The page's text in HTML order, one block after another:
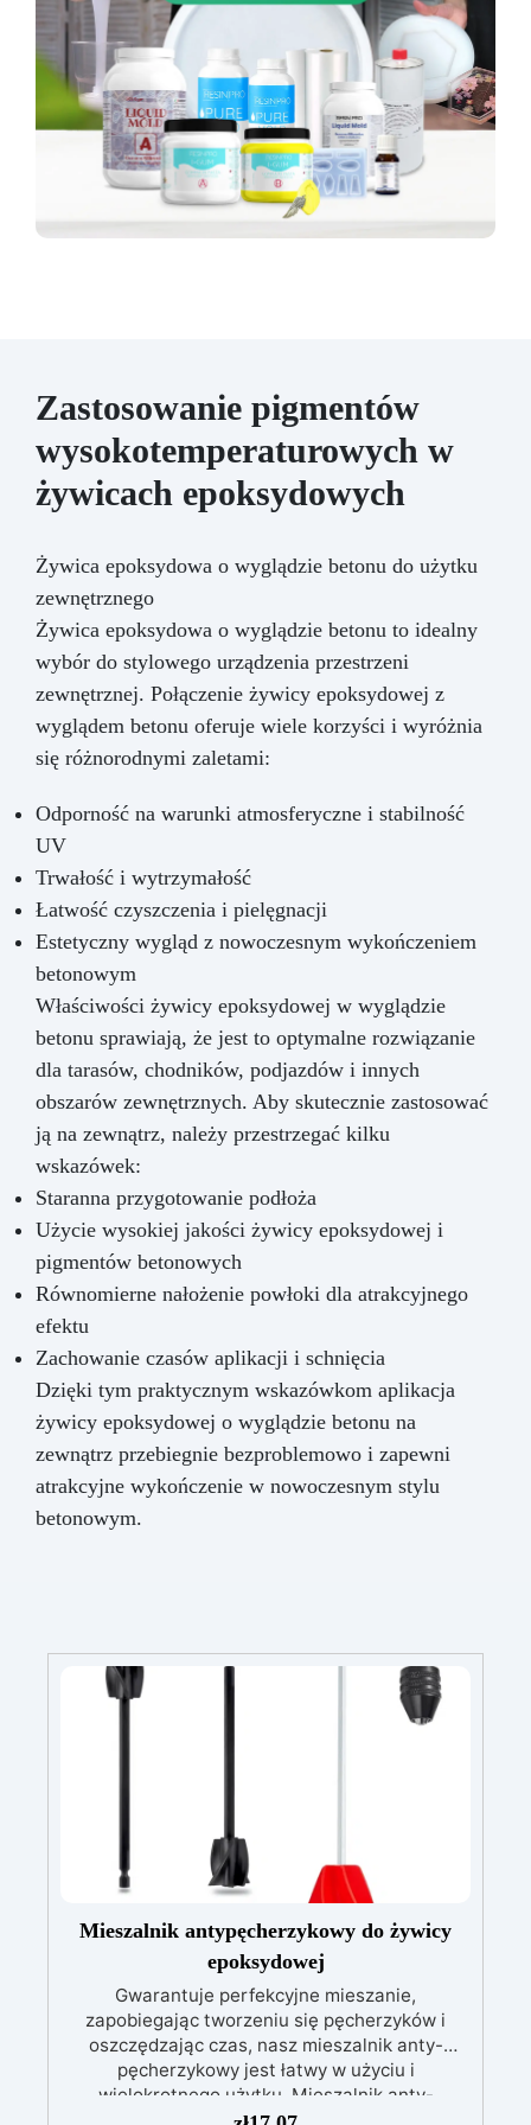
Zastosowanie pigmentów
wysokotemperaturowych w
żywicach epoksydowych
Żywica epoksydowa o wyglądzie betonu do użytku
zewnętrznego
Żywica epoksydowa o wyglądzie betonu to idealny
wybór do stylowego urządzenia przestrzeni
zewnętrznej. Połączenie żywicy epoksydowej z
wyglądem betonu oferuje wiele korzyści i wyróżnia
się różnorodnymi zaletami:
Odporność na warunki atmosferyczne i stabilność
UV
Trwałość i wytrzymałość
Łatwość czyszczenia i pielęgnacji
Estetyczny wygląd z nowoczesnym wykończeniem
betonowym
Właściwości żywicy epoksydowej w wyglądzie
betonu sprawiają, że jest to optymalne rozwiązanie
dla tarasów, chodników, podjazdów i innych
obszarów zewnętrznych. Aby skutecznie zastosować
ją na zewnątrz, należy przestrzegać kilku
wskazówek:
Staranna przygotowanie podłoża
Użycie wysokiej jakości żywicy epoksydowej i
pigmentów betonowych
Równomierne nałożenie powłoki dla atrakcyjnego
efektu
Zachowanie czasów aplikacji i schnięcia
Dzięki tym praktycznym wskazówkom aplikacja
żywicy epoksydowej o wyglądzie betonu na
zewnątrz przebiegnie bezproblemowo i zapewni
atrakcyjne wykończenie w nowoczesnym stylu
betonowym.
Mieszalnik antypęcherzykowy do żywicy
epoksydowej
Gwarantuje perfekcyjne mieszanie,
zapobiegając tworzeniu się pęcherzyków i
oszczędzając czas, nasz mieszalnik anty-
pęcherzykowy jest łatwy w użyciu i
wielokrotnego użytku. Mieszalnik anty-
pęcherzykowy do mieszania żywicy